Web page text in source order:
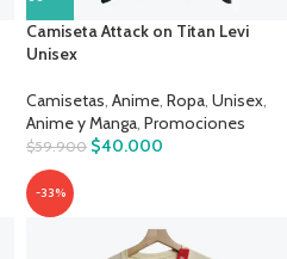
Camiseta Attack on Titan Levi
Unisex
Camisetas, Anime, Ropa, Unisex,
Anime y Manga, Promociones
$59.900 $40.000
-33%